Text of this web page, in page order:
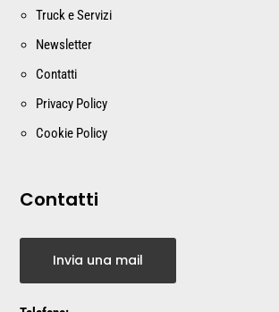
Truck e Servizi
Newsletter
Contatti
Privacy Policy
Cookie Policy
Contatti
Invia una mail